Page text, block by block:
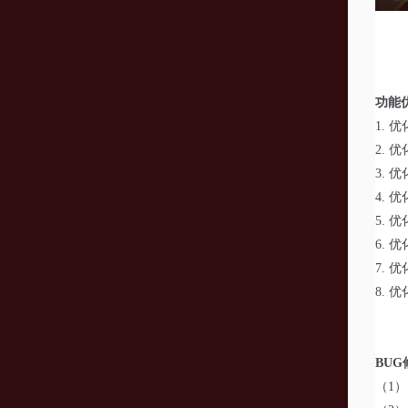
功能
1. 优
2. 优
3. 优
4. 优
5. 优
6. 优
7. 优
8. 优
BUG
（1）